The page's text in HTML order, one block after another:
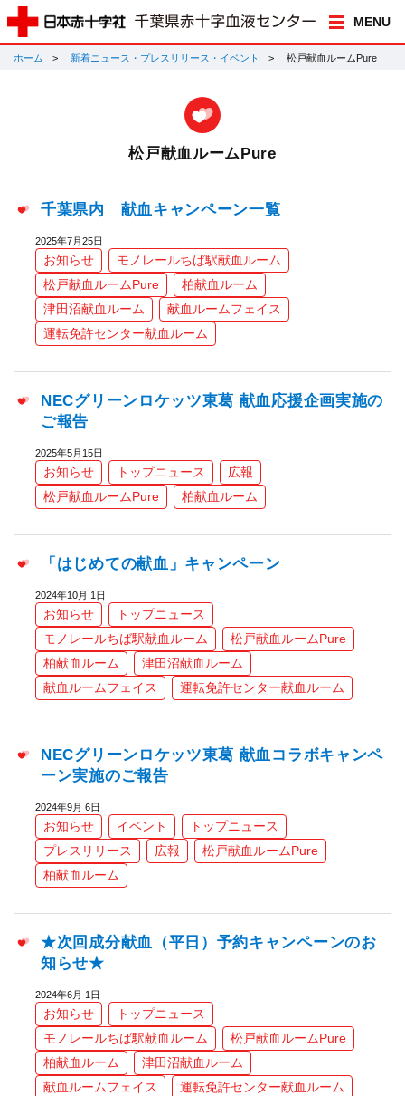
MENU
ホーム 新着ニュース・プレスリリース・イベント 松戸献血ルームPure
松戸献血ルームPure
千葉県内 献血キャンペーン一覧
2025年7月25日
お知らせ
モノレールちば駅献血ルーム
松戸献血ルームPure
柏献血ルーム
津田沼献血ルーム
献血ルームフェイス
運転免許センター献血ルーム
NECグリーンロケッツ東葛 献血応援企画実施の
ご報告
2025年5月15日
お知らせ トップニュース
広報
松戸献血ルームPure
柏献血ルーム
「はじめての献血」キャンペーン
2024年10月 1日
お知らせ
トップニュース
モノレールちば駅献血ルーム
松戸献血ルームPure
柏献血ルーム
津田沼献血ルーム
献血ルームフェイス
運転免許センター献血ルーム
NECグリーンロケッツ東葛 献血コラボキャンペ
ーン実施のご報告
2024年9月 6日
お知らせ イベント
トップニュース
プレスリリース
広報
松戸献血ルームPure
柏献血ルーム
★次回成分献血（平日）予約キャンペーンのお
知らせ★
2024年6月 1日
お知らせ
トップニュース
モノレールちば駅献血ルーム
松戸献血ルームPure
柏献血ルーム
津田沼献血ルーム
献血ルームフェイス
運転免許センター献血ルーム